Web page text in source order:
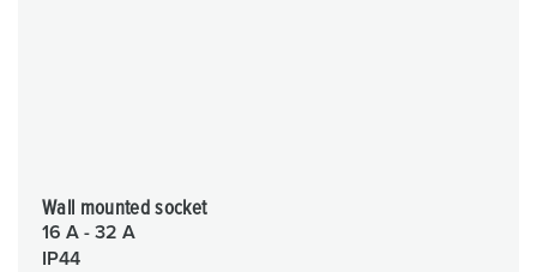
Wall mounted socket
16 A - 32 A
IP44